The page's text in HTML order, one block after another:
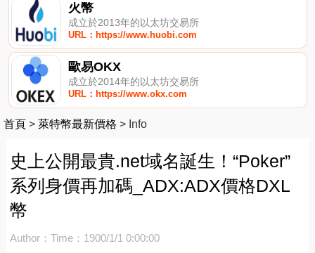
火幣
成立於2013年的以太坊交易所
URL：https://www.huobi.com
歐易OKX
成立於2014年的以太坊交易所
URL：https://www.okx.com
首頁 > 萊特幣最新價格 > Info
史上公開最貴.net域名誕生！“Poker”
系列身價再加碼_ADX:ADX價格DXL
幣
Author： Time：1900/1/1 0:00:00